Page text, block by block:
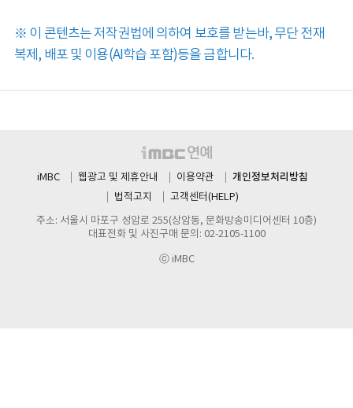
※ 이 콘텐츠는 저작권법에 의하여 보호를 받는바, 무단 전재
복제, 배포 및 이용(AI학습 포함)등을 금합니다.
iMBC 웹광고 및 제휴안내 이용약관 개인정보처리방침
법적고지
고객센터(HELP)
주소: 서울시 마포구 성암로 255(상암동, 문화방송미디어센터 10층)
대표전화 및 사진구매 문의: 02-2105-1100
ⓒ iMBC